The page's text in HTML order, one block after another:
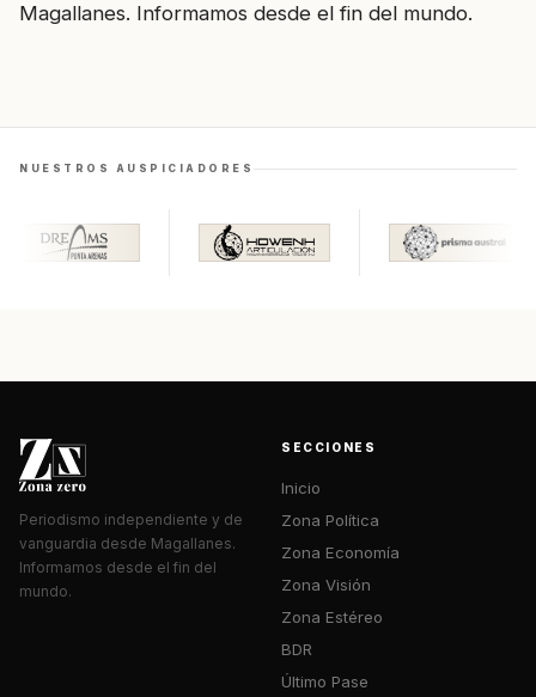
Magallanes. Informamos desde el fin del mundo.
NUESTROS AUSPICIADORES
Periodismo independiente y de
vanguardia desde Magallanes.
Informamos desde el fin del
mundo.
SECCIONES
Inicio
Zona Política
Zona Economía
Zona Visión
Zona Estéreo
BDR
Último Pase